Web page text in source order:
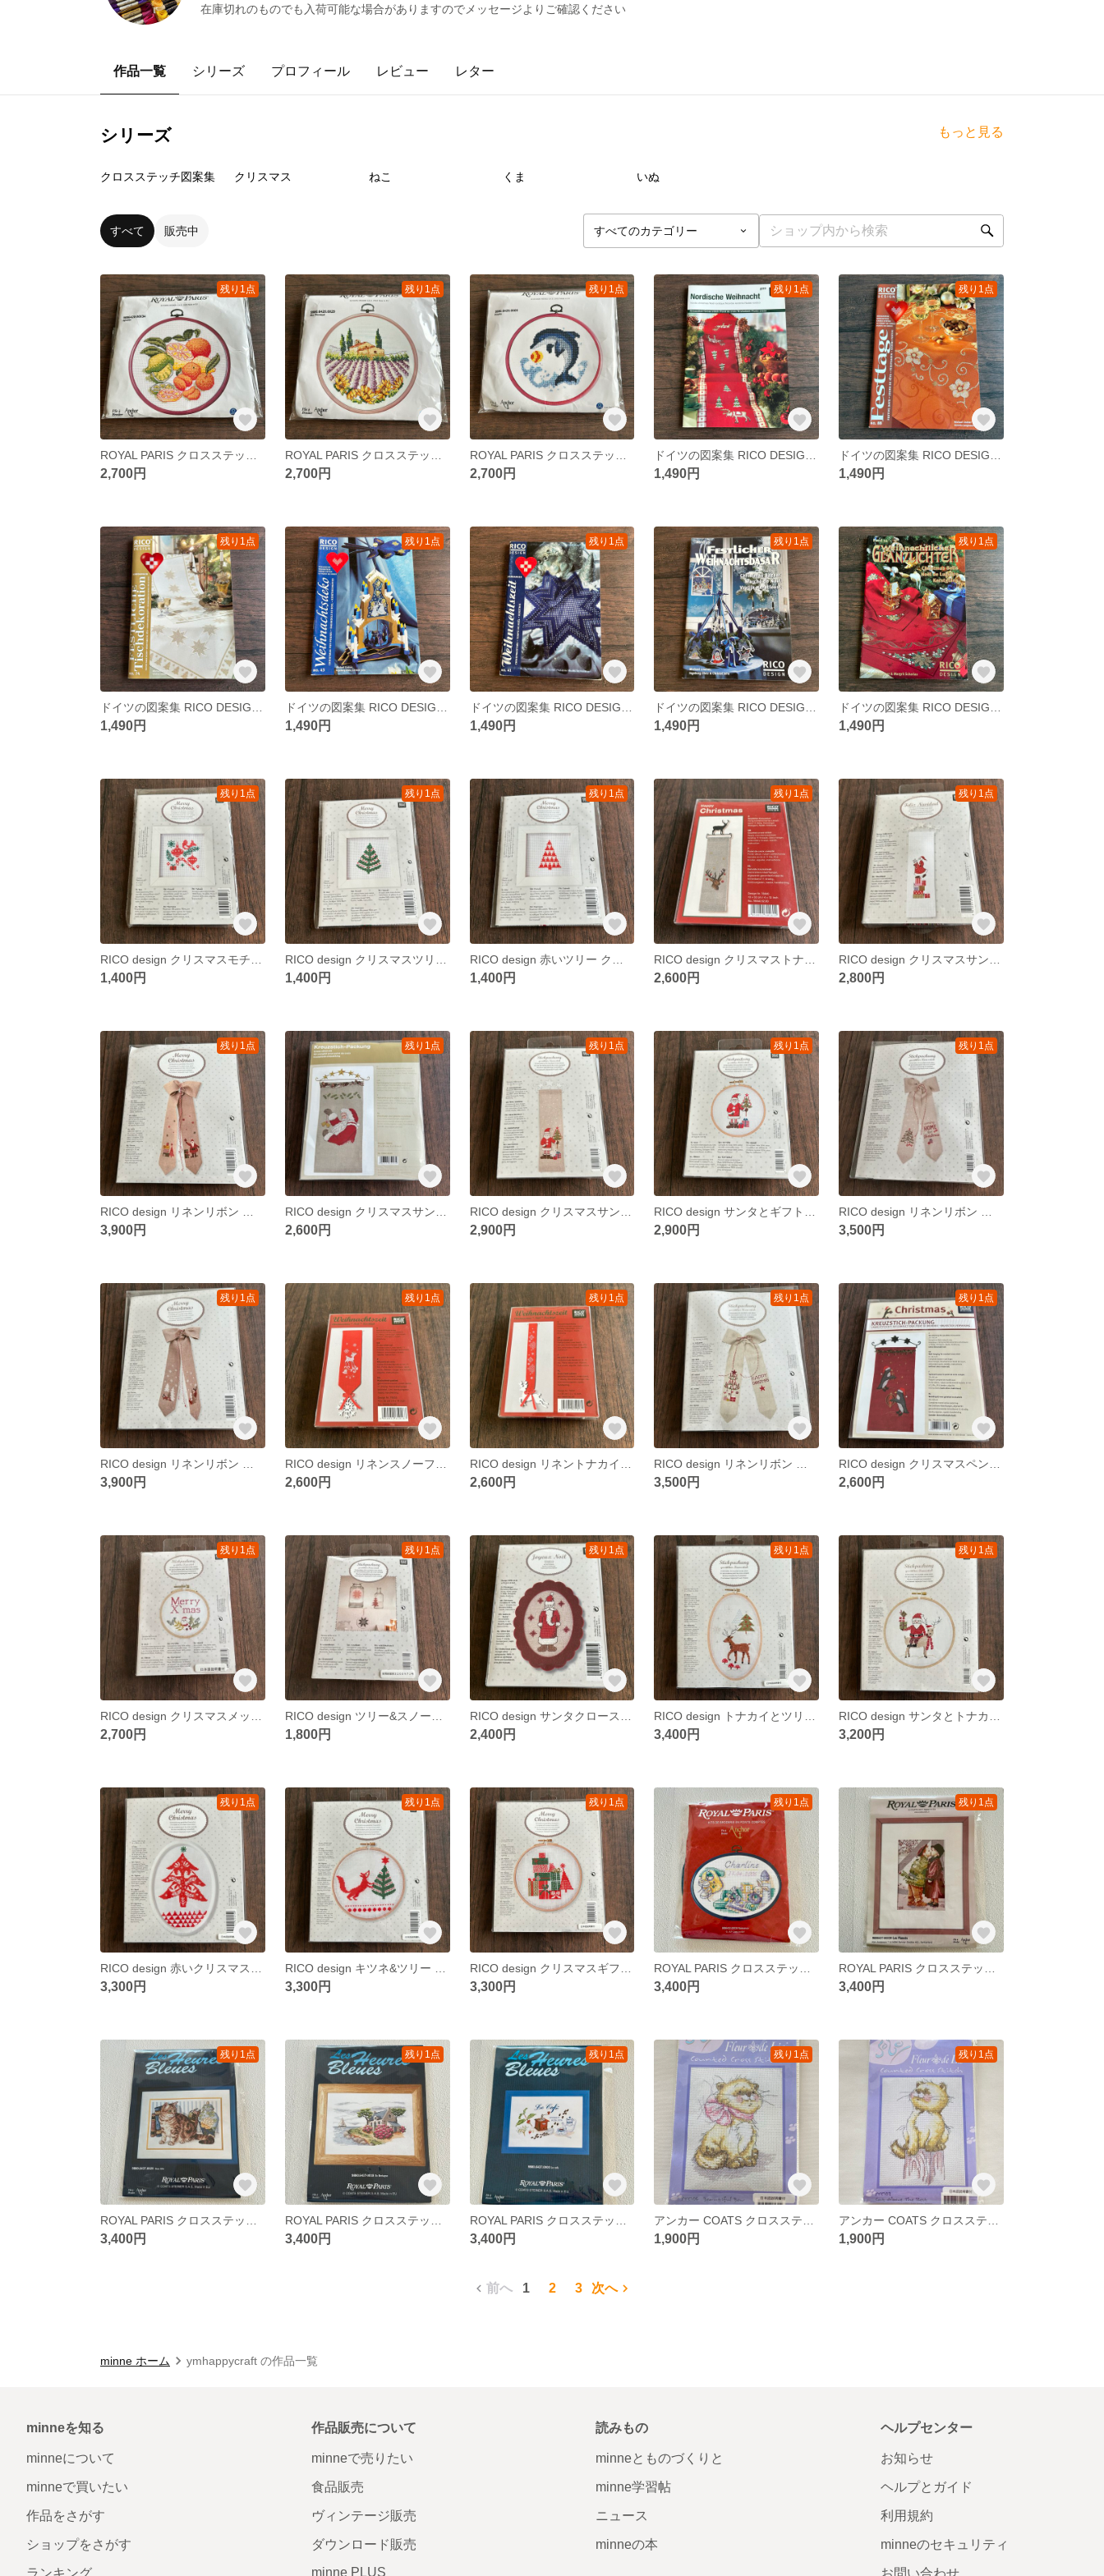
在庫切れのものでも入荷可能な場合がありますのでメッセージよりご確認ください
作品一覧 シリーズ プロフィール レビュー レター
シリーズ もっと見る
クロスステッチ図案集 クリスマス ねこ くま いぬ
すべて 販売中
残り1点
2,700円
残り1点
2,700円
残り1点
2,700円
残り1点
1,490円
残り1点
1,490円
残り1点
1,490円
残り1点
1,490円
残り1点
1,490円
残り1点
1,490円
残り1点
1,490円
残り1点
1,400円
残り1点
1,400円
残り1点
1,400円
残り1点
2,600円
残り1点
2,800円
残り1点
3,900円
残り1点
2,600円
残り1点
2,900円
残り1点
2,900円
残り1点
3,500円
残り1点
3,900円
残り1点
2,600円
残り1点
2,600円
残り1点
3,500円
残り1点
2,600円
残り1点
2,700円
残り1点
1,800円
残り1点
2,400円
残り1点
3,400円
残り1点
3,200円
残り1点
3,300円
残り1点
3,300円
残り1点
3,300円
残り1点
3,400円
残り1点
3,400円
残り1点
3,400円
残り1点
3,400円
残り1点
3,400円
残り1点
1,900円
残り1点
1,900円
前へ 1 2 3 次へ
minne ホーム ymhappycraft の作品一覧
minneを知る
minneについて
minneで買いたい
作品をさがす
ショップをさがす
ランキング
作品販売について
minneで売りたい
食品販売
ヴィンテージ販売
ダウンロード販売
minne PLUS
読みもの
minneとものづくりと
minne学習帖
ニュース
minneの本
ヘルプセンター
お知らせ
ヘルプとガイド
利用規約
minneのセキュリティ
お問い合わせ